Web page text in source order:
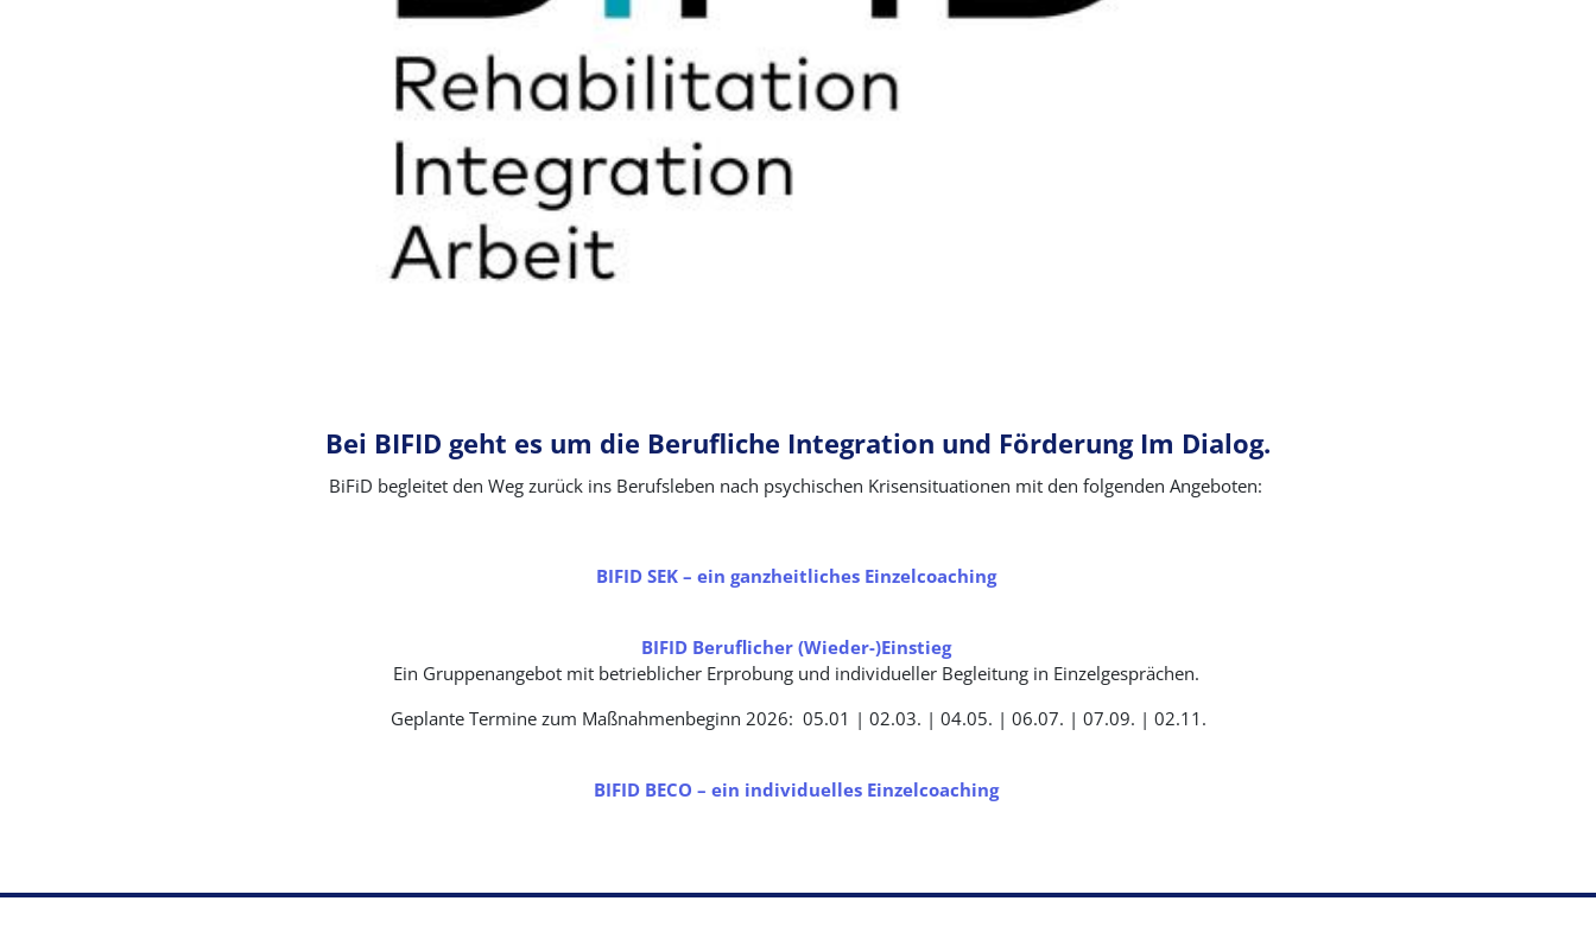
Bei BIFID geht es um die Berufliche Integration und Förderung Im Dialog.
BiFiD begleitet den Weg zurück ins Berufsleben nach psychischen Krisensituationen mit den folgenden Angeboten:
BIFID SEK – ein ganzheitliches Einzelcoaching
BIFID Beruflicher (Wieder-)Einstieg
Ein Gruppenangebot mit betrieblicher Erprobung und individueller Begleitung in Einzelgesprächen.
Geplante Termine zum Maßnahmenbeginn 2026: 05.01 | 02.03. | 04.05. | 06.07. | 07.09. | 02.11.
BIFID BECO – ein individuelles Einzelcoaching
Footer